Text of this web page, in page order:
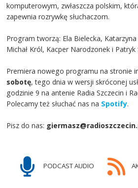
komputerowym, zwłaszcza polskim,
zapewnia rozrywkę słuchaczom.
Program tworzą: Ela Bielecka,
Michał Król, Kacper Narodzonek i Patryk
Premiera nowego programu na stronie
sobotę, tego dnia w wersji skróconej
godzinie 9 na antenie Radia Szczecin i
Polecamy też słuchać nas na Spotify.
Pisz do nas:
PODCAST AUDIO